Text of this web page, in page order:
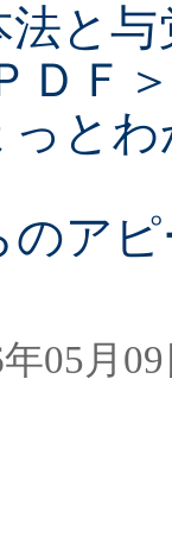
と
ＤＦ＞
と
ア
年05月 09